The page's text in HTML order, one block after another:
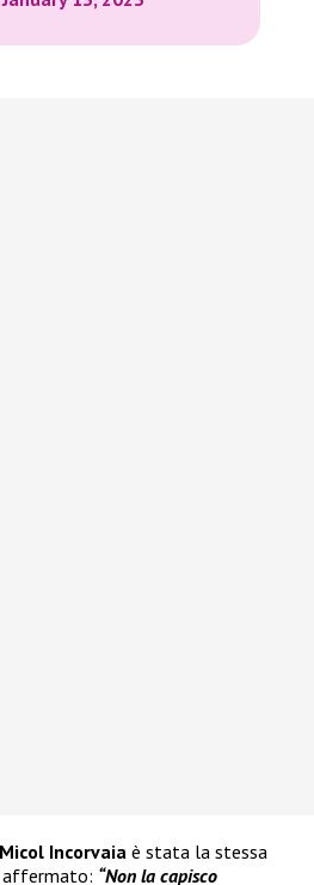
Micol Incorvaia è stata la stessa
affermato: “Non la capisco